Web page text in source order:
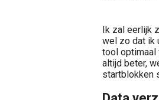
Ik zal eerlijk
wel zo dat ik
tool optimaal
altijd beter,
startblokken